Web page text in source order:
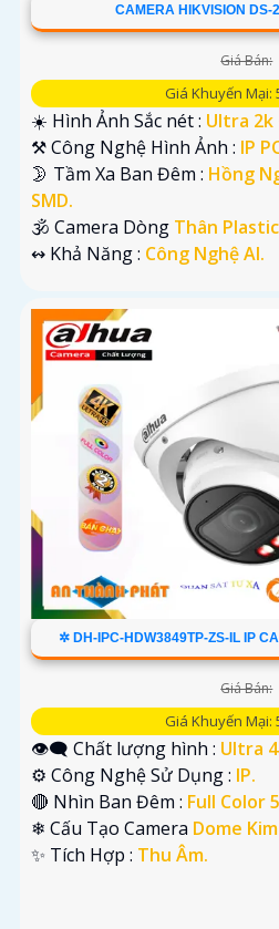
CAMERA HIKVISION DS-
Giá Bán:
Giá Khuyến Mại:
☀️ Hình Ảnh Sắc nét : Ultra 2k
⚒ Công Nghệ Hình Ảnh : IP
🌛 Tầm Xa Ban Đêm : Hồng
SMD.
🕉️ Camera Dòng Thân
️↭ Khả Năng : Công Nghệ AI.
✲ DH-IPC-HDW3849TP-ZS-IL IP
Giá Bán:
Giá Khuyến Mại:
👁️‍🗨 Chất lượng hình : Ultra
⚙ Công Nghệ Sử Dụng : IP.
🔴 Nhìn Ban Đêm : Full Color
❄ Cấu Tạo Camera Dome
️✨ Tích Hợp : Thu Âm.